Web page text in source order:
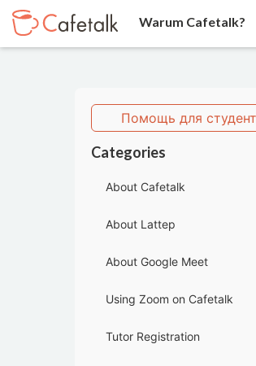
Warum Cafetalk?
Помощь для
Categories
About Cafetalk
About Lattep
About Google Meet
Using Zoom on Cafetalk
Tutor Registration